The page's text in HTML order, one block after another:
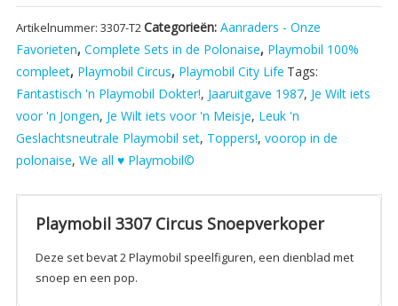
Circus
Snoepverkoper
aantal
Artikelnummer: 3307-T2Categorieën: Aanraders - Onze
Favorieten, Complete Sets in de Polonaise, Playmobil 100%
compleet, Playmobil Circus, Playmobil City Life Tags:
Fantastisch 'n Playmobil Dokter!, Jaaruitgave 1987, Je Wilt iets
voor 'n Jongen, Je Wilt iets voor 'n Meisje, Leuk 'n
Geslachtsneutrale Playmobil set, Toppers!, voorop in de
polonaise, We all ♥ Playmobil©
Playmobil 3307 Circus Snoepverkoper
Deze set bevat 2 Playmobil speelfiguren, een dienblad met
snoep en een pop.